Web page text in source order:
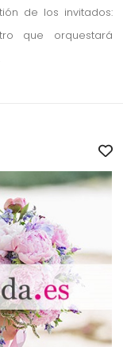
de los invitados:
que orquestará